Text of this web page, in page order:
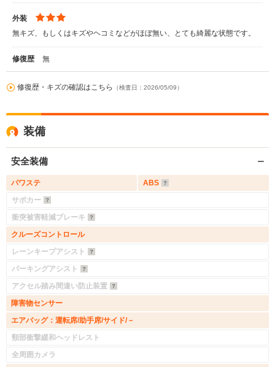
外装
無キズ、もしくはキズやヘコミなどがほぼ無い、とても綺麗な状態です。
修復歴 無
修復歴・キズの確認はこちら （検査日：2026/05/09）
装備
安全装備
パワステ
ABS
サポカー
衝突被害軽減ブレーキ
クルーズコントロール
レーンキープアシスト
パーキングアシスト
アクセル踏み間違い防止装置
障害物センサー
エアバッグ：運転席/助手席/サイド/－
頸部衝撃緩和ヘッドレスト
全周囲カメラ